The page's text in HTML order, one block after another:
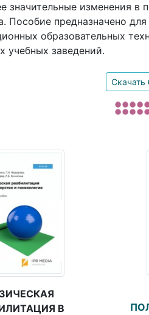
значительные изменения в
предназначено
образовательных
учебных заведений.
Скачать
В